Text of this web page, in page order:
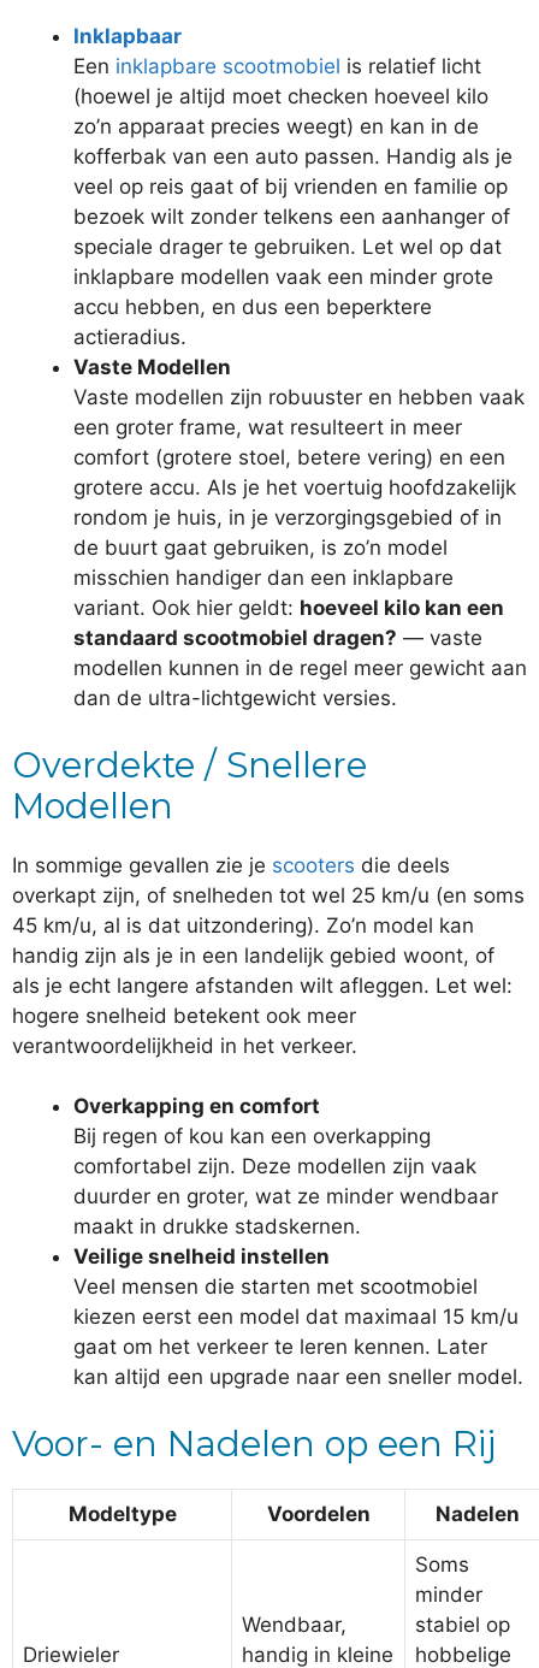
Inklapbaar
Een inklapbare scootmobiel is relatief licht
(hoewel je altijd moet checken hoeveel kilo
zo’n apparaat precies weegt) en kan in de
kofferbak van een auto passen. Handig als je
veel op reis gaat of bij vrienden en familie op
bezoek wilt zonder telkens een aanhanger of
speciale drager te gebruiken. Let wel op dat
inklapbare modellen vaak een minder grote
accu hebben, en dus een beperktere
actieradius.
Vaste Modellen
Vaste modellen zijn robuuster en hebben vaak
een groter frame, wat resulteert in meer
comfort (grotere stoel, betere vering) en een
grotere accu. Als je het voertuig hoofdzakelijk
rondom je huis, in je verzorgingsgebied of in
de buurt gaat gebruiken, is zo’n model
misschien handiger dan een inklapbare
variant. Ook hier geldt: hoeveel kilo kan een
standaard scootmobiel dragen? — vaste
modellen kunnen in de regel meer gewicht aan
dan de ultra-lichtgewicht versies.
Overdekte / Snellere
Modellen
In sommige gevallen zie je scooters die deels
overkapt zijn, of snelheden tot wel 25 km/u (en soms
45 km/u, al is dat uitzondering). Zo’n model kan
handig zijn als je in een landelijk gebied woont, of
als je echt langere afstanden wilt afleggen. Let wel:
hogere snelheid betekent ook meer
verantwoordelijkheid in het verkeer.
Overkapping en comfort
Bij regen of kou kan een overkapping
comfortabel zijn. Deze modellen zijn vaak
duurder en groter, wat ze minder wendbaar
maakt in drukke stadskernen.
Veilige snelheid instellen
Veel mensen die starten met scootmobiel
kiezen eerst een model dat maximaal 15 km/u
gaat om het verkeer te leren kennen. Later
kan altijd een upgrade naar een sneller model.
Voor- en Nadelen op een Rij
Modeltype Voordelen Nadelen
Driewieler
Wendbaar,
handig in kleine
Soms
minder
stabiel op
hobbelige